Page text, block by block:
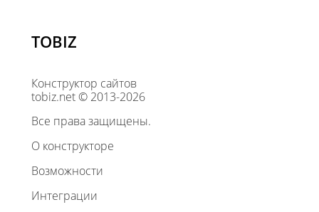
TOBIZ
Конструктор сайтов
tobiz.net © 2013-2026
Все права защищены.
О конструкторе
Возможности
Интеграции